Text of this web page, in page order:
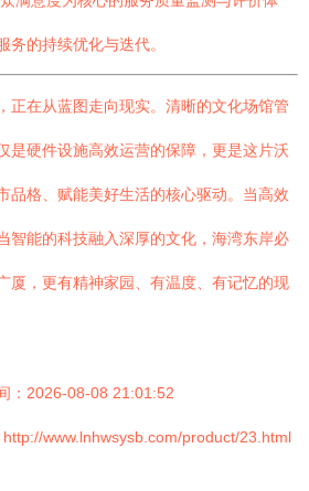
务的持续优化与迭代。
正在从蓝图走向现实。清晰的文化场馆管
是硬件设施高效运营的保障，更是这片沃
品格、赋能美好生活的核心驱动。当高效
智能的科技融入深厚的文化，海湾东岸必
厦，更有精神家园、有温度、有记忆的现
：2026-08-08 21:01:52
www.lnhwsysb.com/product/23.html